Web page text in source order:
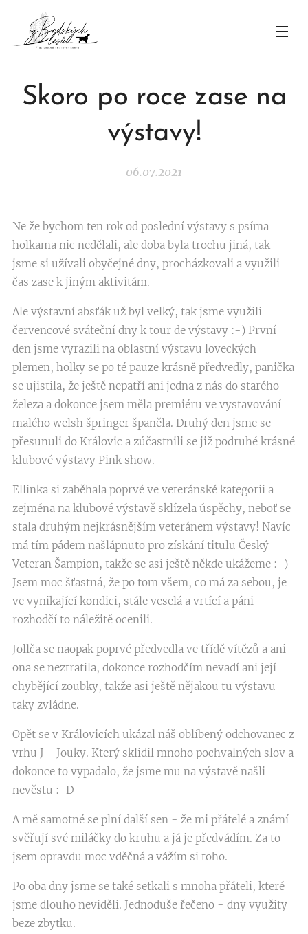
Skoro po roce zase na
výstavy!
06.07.2021
Ne že bychom ten rok od poslední výstavy s psíma
holkama nic nedělali, ale doba byla trochu jiná, tak
jsme si užívali obyčejné dny, procházkovali a využili
čas zase k jiným aktivitám.
Ale výstavní absťák už byl velký, tak jsme využili
červencové sváteční dny k tour de výstavy :-) První
den jsme vyrazili na oblastní výstavu loveckých
plemen, holky se po té pauze krásně předvedly, panička
se ujistila, že ještě nepatří ani jedna z nás do starého
železa a dokonce jsem měla premiéru ve vystavování
malého welsh špringer španěla. Druhý den jsme se
přesunuli do Královic a zúčastnili se již podruhé krásné
klubové výstavy Pink show.
Ellinka si zaběhala poprvé ve veteránské kategorii a
zejména na klubové výstavě sklízela úspěchy, neboť se
stala druhým nejkrásnějším veteránem výstavy! Navíc
má tím pádem našlápnuto pro získání titulu Český
Veteran Šampion, takže se asi ještě někde ukážeme :-)
Jsem moc šťastná, že po tom všem, co má za sebou, je
ve vynikající kondici, stále veselá a vrtící a páni
rozhodčí to náležitě ocenili.
Jollča se naopak poprvé předvedla ve třídě vítězů a ani
ona se neztratila, dokonce rozhodčím nevadí ani její
chybějící zoubky, takže asi ještě nějakou tu výstavu
taky zvládne.
Opět se v Královicích ukázal náš oblíbený odchovanec z
vrhu J - Jouky. Který sklidil mnoho pochvalných slov a
dokonce to vypadalo, že jsme mu na výstavě našli
nevěstu :-D
A mě samotné se plní další sen - že mi přátelé a známí
svěřují své miláčky do kruhu a já je předvádím. Za to
jsem opravdu moc vděčná a vážím si toho.
Po oba dny jsme se také setkali s mnoha přáteli, které
jsme dlouho neviděli. Jednoduše řečeno - dny využity
beze zbytku.